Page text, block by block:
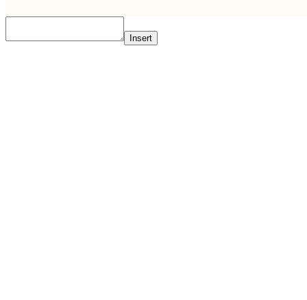
Insert